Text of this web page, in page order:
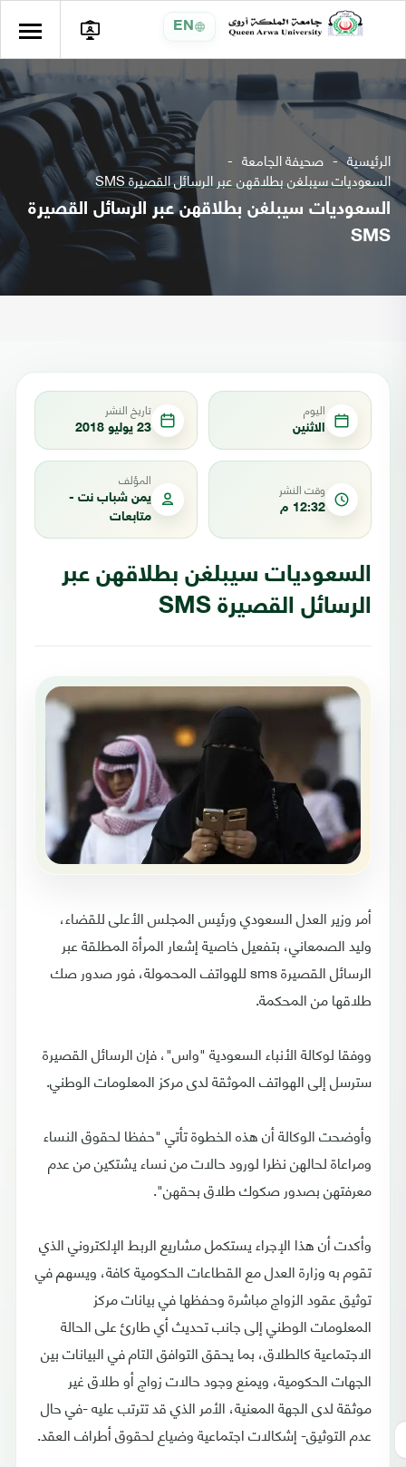
EN
الرئيسية صحيفة الجامعة
السعوديات سيبلغن بطلاقهن عبر الرسائل القصيرة SMS
السعوديات سيبلغن بطلاقهن عبر الرسائل القصيرة
SMS
اليوم
الاثنين
تاريخ النشر
23 يوليو 2018
وقت النشر
12:32 م
المؤلف
يمن شباب نت -
متابعات
السعوديات سيبلغن بطلاقهن عبر
الرسائل القصيرة SMS
أمر وزير العدل السعودي ورئيس المجلس الأعلى للقضاء،
وليد الصمعاني، بتفعيل خاصية إشعار المرأة المطلقة عبر
الرسائل القصيرة sms للهواتف المحمولة، فور صدور صك
طلاقها من المحكمة.
ووفقا لوكالة الأنباء السعودية "واس"، فإن الرسائل القصيرة
سترسل إلى الهواتف الموثقة لدى مركز المعلومات الوطني.
وأوضحت الوكالة أن هذه الخطوة تأتي "حفظا لحقوق النساء
ومراعاة لحالهن نظرا لورود حالات من نساء يشتكين من عدم
معرفتهن بصدور صكوك طلاق بحقهن".
وأكدت أن هذا الإجراء يستكمل مشاريع الربط الإلكتروني الذي
تقوم به وزارة العدل مع القطاعات الحكومية كافة، ويسهم في
توثيق عقود الزواج مباشرة وحفظها في بيانات مركز
المعلومات الوطني إلى جانب تحديث أي طارئ على الحالة
الاجتماعية كالطلاق، بما يحقق التوافق التام في البيانات بين
الجهات الحكومية، ويمنع وجود حالات زواج أو طلاق غير
موثقة لدى الجهة المعنية، الأمر الذي قد تترتب عليه -في حال
عدم التوثيق- إشكالات اجتماعية وضياع لحقوق أطراف العقد.